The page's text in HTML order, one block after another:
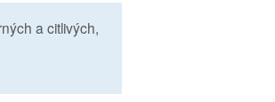
a citlivých,